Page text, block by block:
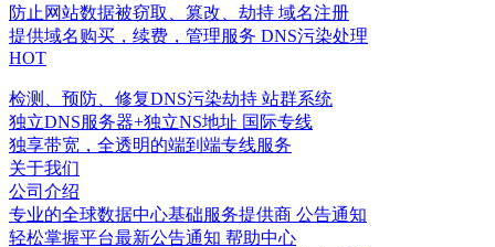
防止网站数据被窃取、篡改、劫持 域名注册
提供域名购买，续费，管理服务 DNS污染处理
HOT
检测、预防、修复DNS污染劫持 站群系统
独立DNS服务器+独立NS地址 国际专线
独享带宽，全透明的端到端专线服务
关于我们
公司介绍
专业的全球数据中心基础服务提供商 公告通知
轻松掌握平台最新公告通知 帮助中心